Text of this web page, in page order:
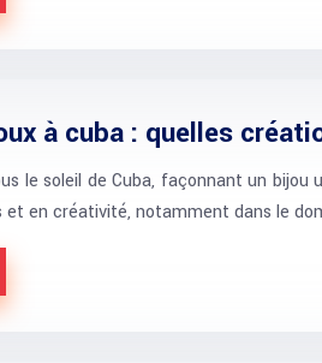
à cuba : quelles
le soleil de Cuba, façonnant un
en créativité, notamment dans le